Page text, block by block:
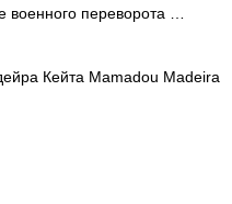
военного переворота …
Кейта Mamadou Madeira